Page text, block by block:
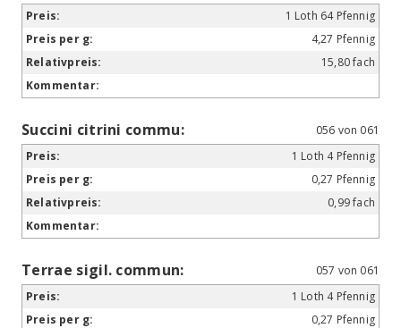
1 Loth 64 Pfennig
4,27 Pfennig
15,80 fach
Succini citrini commu:
056 von 061
1 Loth 4 Pfennig
0,27 Pfennig
0,99 fach
Terrae sigil. commun:
057 von 061
1 Loth 4 Pfennig
0,27 Pfennig